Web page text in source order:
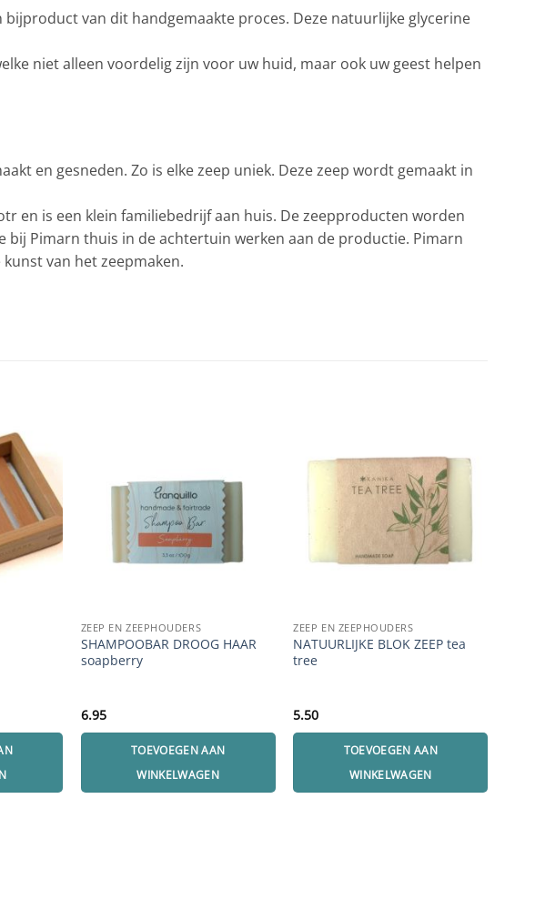
van dit handgemaakte proces. Deze natuurlijke glycerine
niet alleen voordelig zijn voor uw huid, maar ook uw geest helpen
en gesneden. Zo is elke zeep uniek. Deze zeep wordt gemaakt in
en is een klein familiebedrijf aan huis. De zeepproducten worden
bij Pimarn thuis in de achtertuin werken aan de productie. Pimarn
van het zeepmaken.
ZEEP EN ZEEPHOUDERS
SHAMPOOBAR DROOG HAAR
soapberry
6.95
TOEVOEGEN AAN
WINKELWAGEN
ZEEP EN ZEEPHOUDERS
NATUURLIJKE BLOK ZEEP tea
tree
5.50
TOEVOEGEN AAN
WINKELWAGEN